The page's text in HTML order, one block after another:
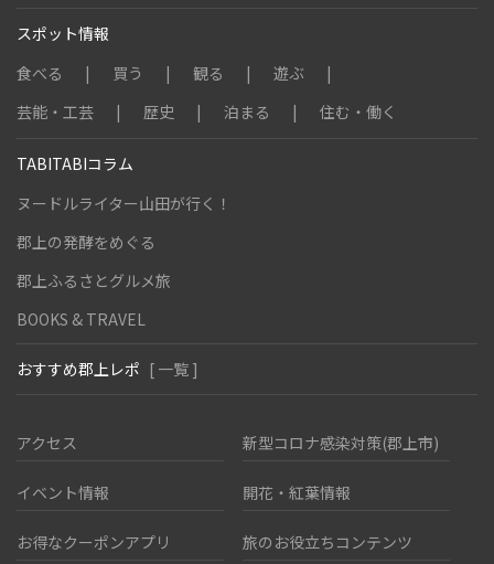
スポット情報
食べる
買う 観る
遊ぶ
芸能・工芸
歴史 泊まる 住む・働く
TABITABIコラム
ヌードルライター山田が行く！
郡上の発酵をめぐる
郡上ふるさとグルメ旅
BOOKS & TRAVEL
おすすめ郡上レポ [ 一覧 ]
アクセス 新型コロナ感染対策(郡上市)
イベント情報 開花・紅葉情報
お得なクーポンアプリ 旅のお役立ちコンテンツ